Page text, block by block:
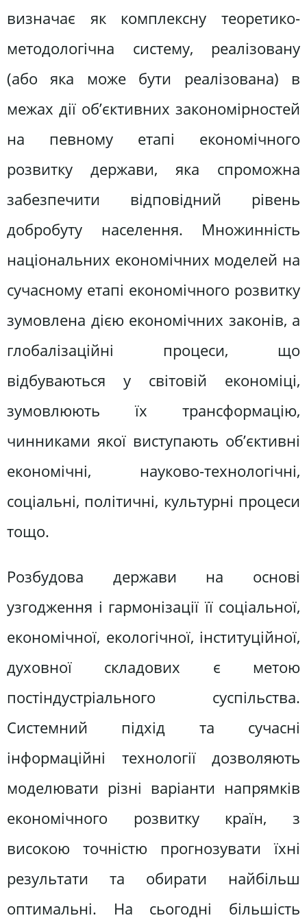
визначає як комплексну теоретико-
методологічна систему, реалізовану
(або яка може бути реалізована) в
межах дії об’єктивних закономірностей
на певному етапі економічного
розвитку держави, яка спроможна
забезпечити відповідний рівень
добробуту населення. Множинність
національних економічних моделей на
сучасному етапі економічного розвитку
зумовлена дією економічних законів, а
глобалізаційні процеси, що
відбуваються у світовій економіці,
зумовлюють їх трансформацію,
чинниками якої виступають об’єктивні
економічні, науково-технологічні,
соціальні, політичні, культурні процеси
тощо.
Розбудова держави на основі
узгодження і гармонізації її соціальної,
економічної, екологічної, інституційної,
духовної складових є метою
постіндустріального суспільства.
Системний підхід та сучасні
інформаційні технології дозволяють
моделювати різні варіанти напрямків
економічного розвитку країн, з
високою точністю прогнозувати їхні
результати та обирати найбільш
оптимальні. На сьогодні більшість